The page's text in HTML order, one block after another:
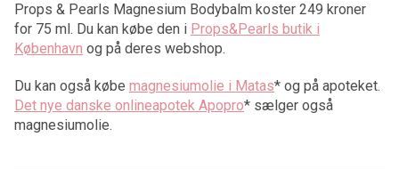
Props & Pearls Magnesium Bodybalm koster 249 kroner
for 75 ml. Du kan købe den i Props&Pearls butik i
København og på deres webshop.
Du kan også købe magnesiumolie i Matas* og på apoteket.
Det nye danske onlineapotek Apopro* sælger også
magnesiumolie.